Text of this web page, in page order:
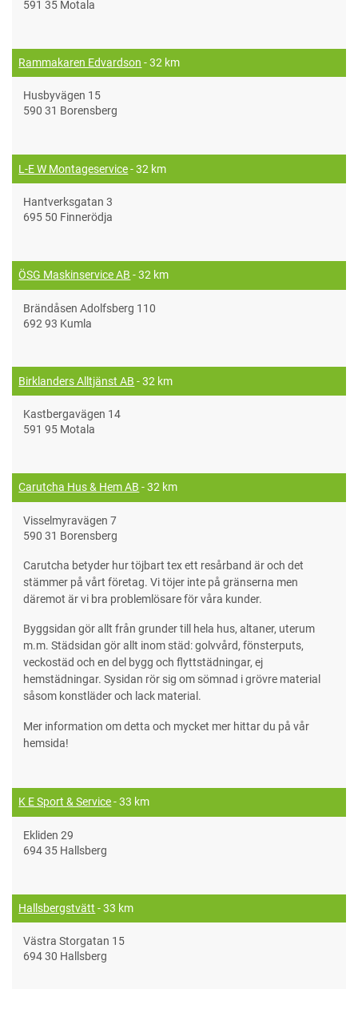
591 35 Motala
Rammakaren Edvardson - 32 km
Husbyvägen 15
590 31 Borensberg
L-E W Montageservice- 32 km
Hantverksgatan 3
695 50 Finnerödja
ÖSG Maskinservice AB - 32 km
Brändåsen Adolfsberg 110
692 93 Kumla
Birklanders Alltjänst AB - 32 km
Kastbergavägen 14
591 95 Motala
Carutcha Hus & Hem AB - 32 km
Visselmyravägen 7
590 31 Borensberg
Carutcha betyder hur töjbart tex ett resårband är och det
stämmer på vårt företag. Vi töjer inte på gränserna men
däremot är vi bra problemlösare för våra kunder.
Byggsidan gör allt från grunder till hela hus, altaner, uterum
m.m. Städsidan gör allt inom städ: golvvård, fönsterputs,
veckostäd och en del bygg och flyttstädningar, ej
hemstädningar. Sysidan rör sig om sömnad i grövre material
såsom konstläder och lack material.
Mer information om detta och mycket mer hittar du på vår
hemsida!
K E Sport & Service- 33 km
Ekliden 29
694 35 Hallsberg
Hallsbergstvätt - 33 km
Västra Storgatan 15
694 30 Hallsberg